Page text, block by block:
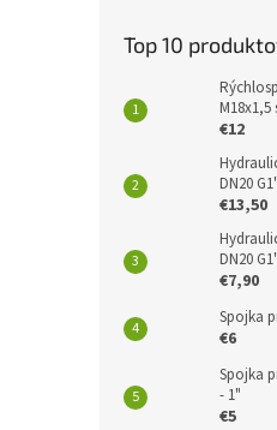
Top 10
M18x1,5
€12
DN20 G1"
€13,50
DN20 G1"
€7,90
Spojka
€6
Spojka
- 1"
€5